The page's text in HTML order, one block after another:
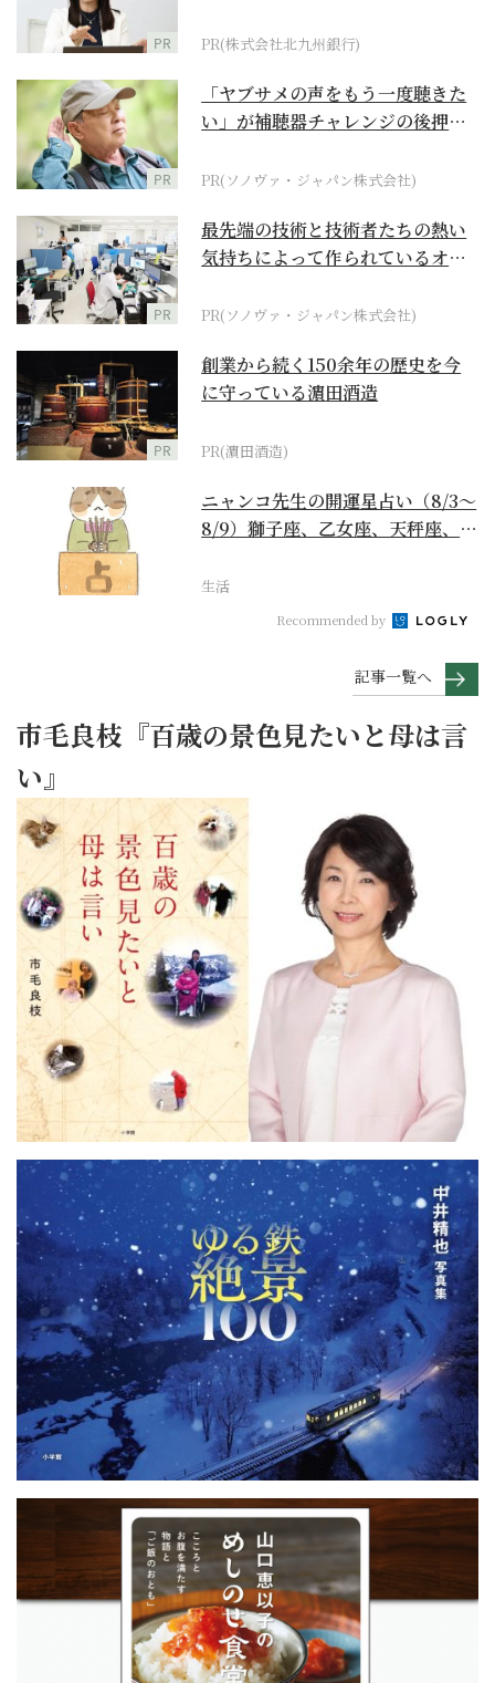
PR PR(株式会社北九州銀行)
PR
「ヤブサメの声をもう一度聴きた
い」が補聴器チャレンジの後押し
PR(ソノヴァ・ジャパン株式会社)
PR
最先端の技術と技術者たちの熱い
気持ちによって作られているオー
PR(ソノヴァ・ジャパン株式会社)
PR
創業から続く150余年の歴史を今
に守っている濵田酒造
PR(濵田酒造)
ニャンコ先生の開運星占い（8/3～
8/9）獅子座、乙女座、天秤座、蠍
生活
Recommended by
記事一覧へ
市毛良枝『百歳の景色見たいと母は言
い』